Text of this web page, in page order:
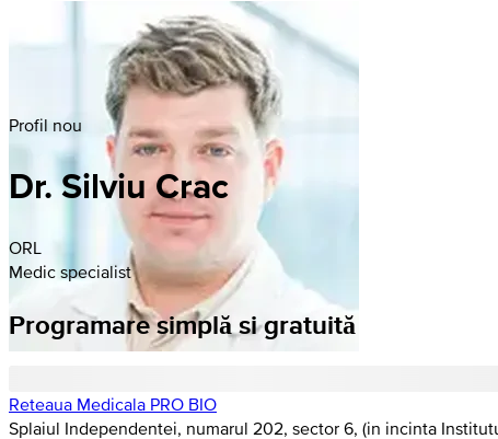
Profil nou
Dr. Silviu Crac
ORL
Medic specialist
Programare simplă si gratuită
Reteaua Medicala PRO BIO
Splaiul Independentei, numarul 202, sector 6, (in incinta